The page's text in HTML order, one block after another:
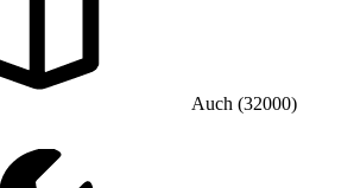
Auch (32000)